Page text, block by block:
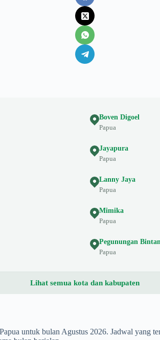
Boven Digoel
Papua
Jayapura
Papua
Lanny Jaya
Papua
Mimika
Papua
Pegunungan
Papua
Lihat semua kota dan kabupaten
untuk bulan Agustus 2026. Jadwal yang